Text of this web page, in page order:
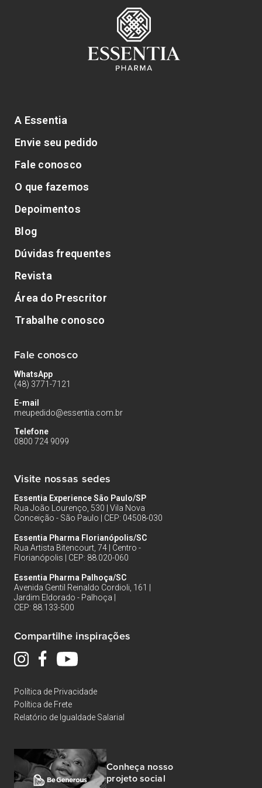
A Essentia
Envie seu pedido
Fale conosco
O que fazemos
Depoimentos
Blog
Dúvidas frequentes
Revista
Área do Prescritor
Trabalhe conosco
Fale conosco
WhatsApp
(48) 3771-7121
E-mail
meupedido@essentia.com.br
Telefone
0800 724 9099
Visite nossas sedes
Essentia Experience São Paulo/SP
Rua João Lourenço, 530 | Vila Nova
Conceição - São Paulo | CEP: 04508-030
Essentia Pharma Florianópolis/SC
Rua Artista Bitencourt, 74 | Centro -
Florianópolis | CEP: 88.020-060
Essentia Pharma Palhoça/SC
Avenida Gentil Reinaldo Cordioli, 161 |
Jardim Eldorado - Palhoça |
CEP: 88.133-500
Compartilhe inspirações
Política de Privacidade
Política de Frete
Relatório de Igualdade Salarial
Conheça nosso
projeto social